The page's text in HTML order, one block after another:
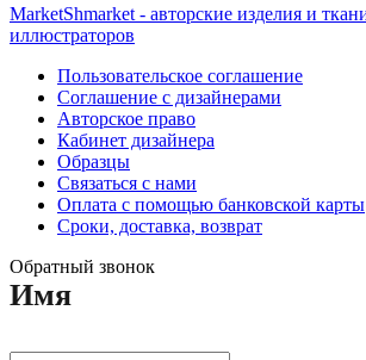
MarketShmarket - авторские изделия и
иллюстраторов
Пользовательское соглашение
Соглашение с дизайнерами
Авторское право
Кабинет дизайнера
Образцы
Связаться с нами
Оплата с помощью банковской карты
Сроки, доставка, возврат
Обратный звонок
Имя